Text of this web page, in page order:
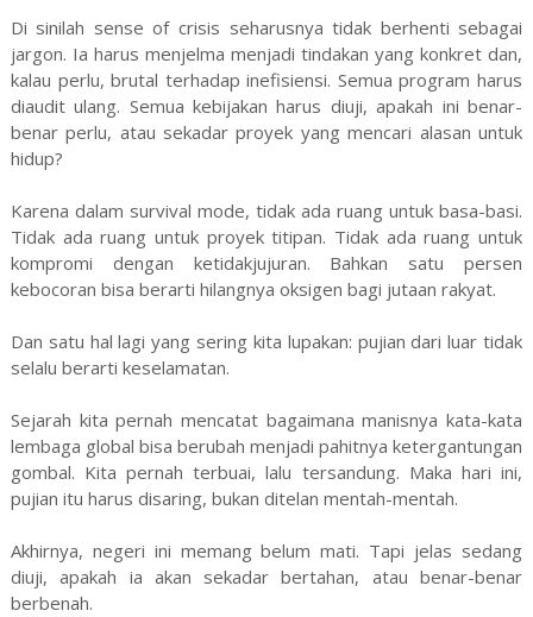
Di sinilah sense of crisis seharusnya tidak berhenti sebagai
jargon. Ia harus menjelma menjadi tindakan yang konkret dan,
kalau perlu, brutal terhadap inefisiensi. Semua program harus
diaudit ulang. Semua kebijakan harus diuji, apakah ini benar-
benar perlu, atau sekadar proyek yang mencari alasan untuk
hidup?
Karena dalam survival mode, tidak ada ruang untuk basa-basi.
Tidak ada ruang untuk proyek titipan. Tidak ada ruang untuk
kompromi dengan ketidakjujuran. Bahkan satu persen
kebocoran bisa berarti hilangnya oksigen bagi jutaan rakyat.
Dan satu hal lagi yang sering kita lupakan: pujian dari luar tidak
selalu berarti keselamatan.
Sejarah kita pernah mencatat bagaimana manisnya kata-kata
lembaga global bisa berubah menjadi pahitnya ketergantungan
gombal. Kita pernah terbuai, lalu tersandung. Maka hari ini,
pujian itu harus disaring, bukan ditelan mentah-mentah.
Akhirnya, negeri ini memang belum mati. Tapi jelas sedang
diuji, apakah ia akan sekadar bertahan, atau benar-benar
berbenah.